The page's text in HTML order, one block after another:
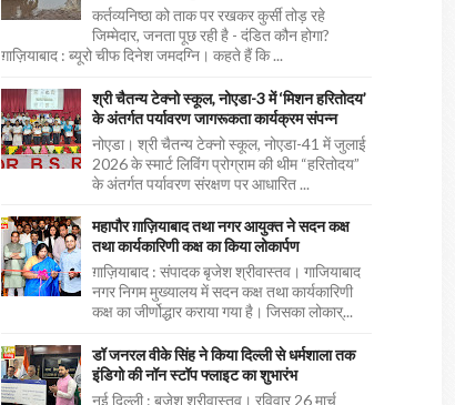
कर्तव्यनिष्ठा को ताक पर रखकर कुर्सी तोड़ रहे
जिम्मेदार, जनता पूछ रही है - दंडित कौन होगा?
ग़ाज़ियाबाद : ब्यूरो चीफ दिनेश जमदग्नि। कहते हैं कि ...
श्री चैतन्य टेक्नो स्कूल, नोएडा-3 में ‘मिशन हरितोदय’
के अंतर्गत पर्यावरण जागरूकता कार्यक्रम संपन्न
नोएडा। श्री चैतन्य टेक्नो स्कूल, नोएडा-41 में जुलाई
2026 के स्मार्ट लिविंग प्रोग्राम की थीम “हरितोदय”
के अंतर्गत पर्यावरण संरक्षण पर आधारित ...
महापौर ग़ाज़ियाबाद तथा नगर आयुक्त ने सदन कक्ष
तथा कार्यकारिणी कक्ष का किया लोकार्पण
ग़ाज़ियाबाद : संपादक बृजेश श्रीवास्तव। गाजियाबाद
नगर निगम मुख्यालय में सदन कक्ष तथा कार्यकारिणी
कक्ष का जीर्णोद्धार कराया गया है। जिसका लोकार्...
डॉ जनरल वीके सिंह ने किया दिल्ली से धर्मशाला तक
इंडिगो की नॉन स्टॉप फ्लाइट का शुभारंभ
नई दिल्ली : बृजेश श्रीवास्तव। रविवार 26 मार्च